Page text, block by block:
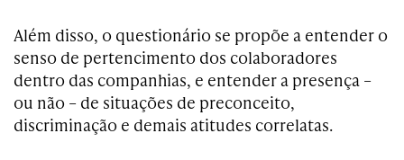
Além disso, o questionário se propõe a entender o
senso de pertencimento dos colaboradores
dentro das companhias, e entender a presença –
ou não – de situações de preconceito,
discriminação e demais atitudes correlatas.